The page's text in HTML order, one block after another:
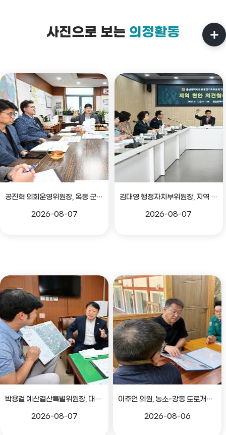
사진으로 보는 의정활동
공진혁 의회운영위원장, 옥동 군부대 이전지 양동마을 주민지원사업 점검
2026-08-07
김대영 행정자치부위원장, 지역 현안 의견 청취 간담회
2026-08-07
박용걸 예산결산특별위원장, 대공원로 확장공사 현안점검 간담회
2026-08-07
이주언 의원, 농소-강동 도로개설 민원 현장 점검
2026-08-06